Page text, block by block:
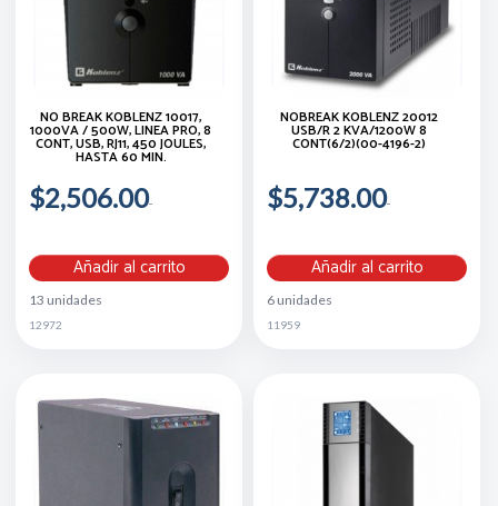
NO BREAK KOBLENZ 10017,
1000VA / 500W, LINEA PRO, 8
CONT, USB, RJ11, 450 JOULES,
HASTA 60 MIN.
$2,506.00
Añadir al carrito
13 unidades
12972
NOBREAK KOBLENZ 20012
USB/R 2 KVA/1200W 8
CONT(6/2)(00-4196-2)
$5,738.00
Añadir al carrito
6 unidades
11959